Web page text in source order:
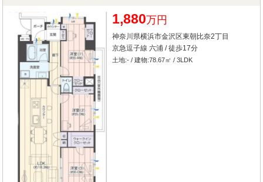
1,880万円
神奈川県横浜市金沢区東朝比奈2丁目
京急逗子線 六浦 / 徒歩17分
土地:- / 建物:78.67㎡ / 3LDK